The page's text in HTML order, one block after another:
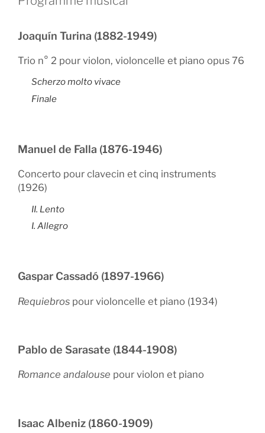
Joaquín Turina (1882-1949)
Trio n° 2 pour violon, violoncelle et piano opus 76
Scherzo molto vivace
Finale
Manuel de Falla (1876-1946)
Concerto pour clavecin et cinq instruments
(1926)
II. Lento
I. Allegro
Gaspar Cassadó (1897-1966)
Requiebros pour violoncelle et piano (1934)
Pablo de Sarasate (1844-1908)
Romance andalouse pour violon et piano
Isaac Albeniz (1860-1909)